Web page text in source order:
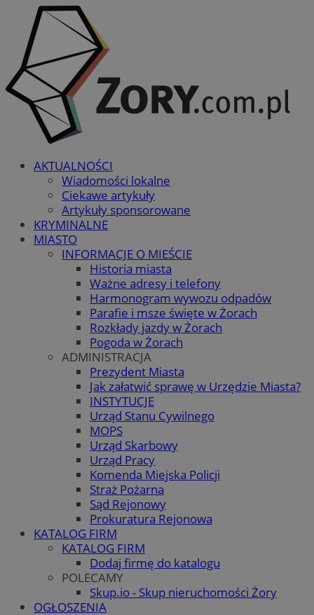
AKTUALNOŚCI
Wiadomości lokalne
Ciekawe artykuły
Artykuły sponsorowane
KRYMINALNE
MIASTO
INFORMACJE O MIEŚCIE
Historia miasta
Ważne adresy i telefony
Harmonogram wywozu odpadów
Parafie i msze święte w Żorach
Rozkłady jazdy w Żorach
Pogoda w Żorach
ADMINISTRACJA
Prezydent Miasta
Jak załatwić sprawę w Urzędzie Miasta?
INSTYTUCJE
Urząd Stanu Cywilnego
MOPS
Urząd Skarbowy
Urząd Pracy
Komenda Miejska Policji
Straż Pożarna
Sąd Rejonowy
Prokuratura Rejonowa
KATALOG FIRM
KATALOG FIRM
Dodaj firmę do katalogu
POLECAMY
Skup.io - Skup nieruchomości Żory
OGŁOSZENIA